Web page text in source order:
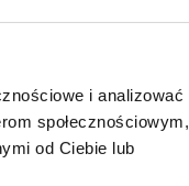
i analizować
społecznościowym,
od Ciebie lub